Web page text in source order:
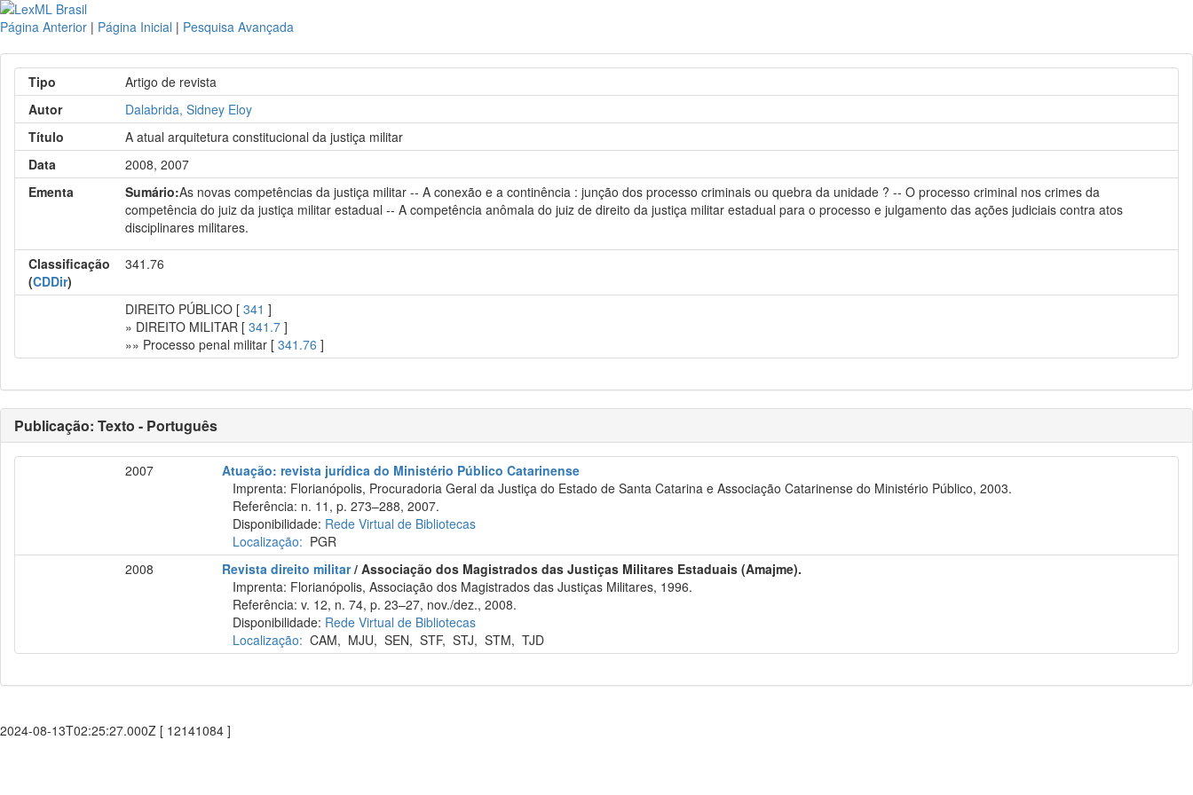
Página Anterior | Página Inicial | Pesquisa Avançada
Tipo
Artigo de revista
Autor
Dalabrida, Sidney Eloy
Título
A atual arquitetura constitucional da justiça militar
Data
2008, 2007
Ementa
Sumário:As novas competências da justiça militar -- A conexão e a continência : junção dos processo criminais ou quebra da unidade ? -- O processo criminal nos crimes da
competência do juiz da justiça militar estadual -- A competência anômala do juiz de direito da justiça militar estadual para o processo e julgamento das ações judiciais contra atos
disciplinares militares.
Classificação
(CDDir)
341.76
DIREITO PÚBLICO [341 ]
» DIREITO MILITAR [341.7 ]
»» Processo penal militar [341.76 ]
Publicação: Texto - Português
2007
Atuação: revista jurídica do Ministério Público Catarinense
Imprenta: Florianópolis, Procuradoria Geral da Justiça do Estado de Santa Catarina e Associação Catarinense do Ministério Público, 2003.
Referência: n. 11, p. 273–288, 2007.
Disponibilidade: Rede Virtual de Bibliotecas
Localização: PGR
2008
Revista direito militar/ Associação dos Magistrados das Justiças Militares Estaduais (Amajme).
Imprenta: Florianópolis, Associação dos Magistrados das Justiças Militares, 1996.
Referência: v. 12, n. 74, p. 23–27, nov./dez., 2008.
Disponibilidade: Rede Virtual de Bibliotecas
Localização: CAM, MJU,SEN,STF,STJ,STM,TJD
2024-08-13T02:25:27.000Z [ 12141084 ]